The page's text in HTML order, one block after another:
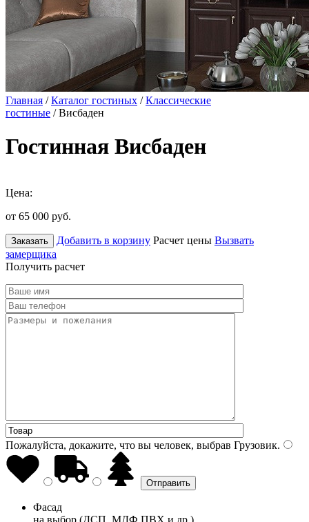
Главная /Каталог гостиных /Классические
гостиные / Висбаден
Гостинная Висбаден
Цена:
от 65 000 руб.
Заказать Добавить в корзину Расчет цены Вызвать
замерщика
Получить расчет
Пожалуйста, докажите, что вы человек, выбрав Грузовик.
Фасад
на выбор (ДСП, МДФ ПВХ и др.)